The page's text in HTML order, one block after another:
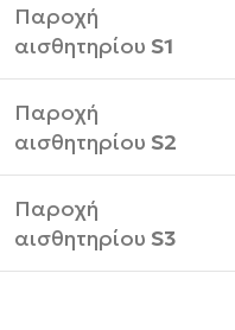
Παροχή
αισθητηρίου S1
Παροχή
αισθητηρίου S2
Παροχή
αισθητηρίου S3